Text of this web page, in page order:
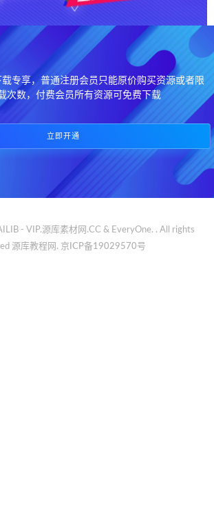
专享，普通注册会员只能原价购买资源或者限
次数，付费会员所有资源可免费下载
立即开通
- VIP.源库素材网.CC & EveryOne. . All rights
源库教程网. 京ICP备19029570号